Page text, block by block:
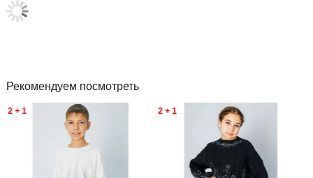
Рекомендуем посмотреть